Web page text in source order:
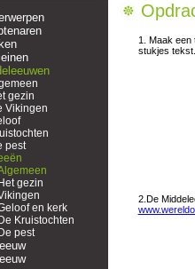
gezin
Vikingen
pest
Het gezin
en kerk
De Kruistochten
De pest
1. Maak een
stukjes tekst.
2.De